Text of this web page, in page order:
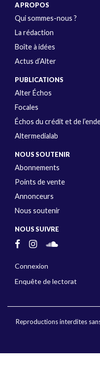
A PROPOS
Qui sommes-nous ?
La rédaction
Boîte à idées
Actus d’Alter
PUBLICATIONS
Alter Échos
Focales
Échos du crédit et de
Altermedialab
NOUS SOUTENIR
Abonnements
Points de vente
Annonceurs
Nous soutenir
NOUS SUIVRE
Connexion
Enquête de lectorat
Reproductions interdites